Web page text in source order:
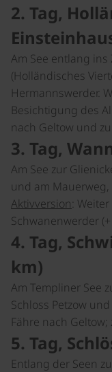
2. Tag,
Am See entlang
(Holländisches
Hermannswerder.
Besichtigung des
nach Geltow und
3. Tag,
Am See zur
und am
Aktivversion:
Schwanenwerder (+
4. Tag,
km)
Am Templiner See
Schloss Petzow
Fähre nach Geltow;
5. Tag,
Entlang der Seen